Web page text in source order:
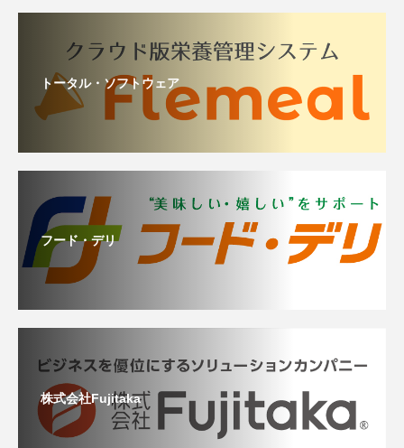
トータル・ソフトウェア
フード・デリ
株式会社Fujitaka